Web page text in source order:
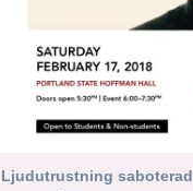
Ljudutrustning